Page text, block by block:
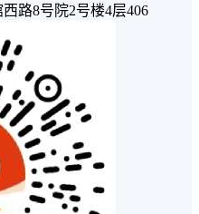
路8号院2号楼4层406